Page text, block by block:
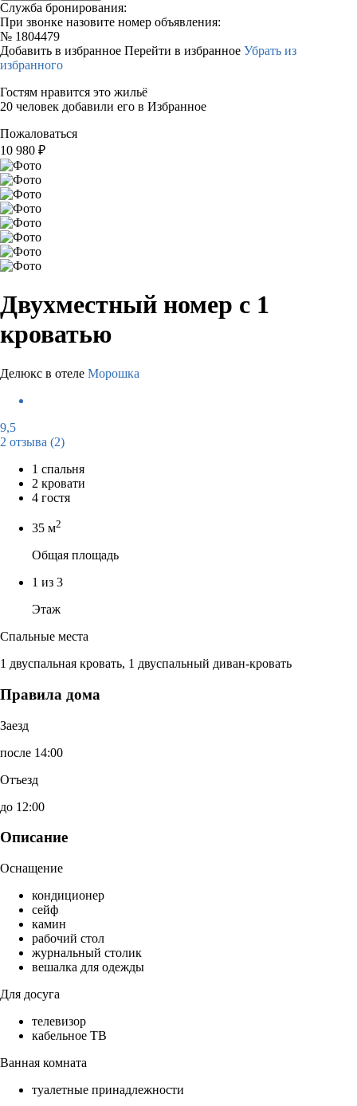
Служба бронирования:
При звонке назовите номер объявления:
№ 1804479
Добавить в избранное Перейти в избранное Убрать из
избранного
Гостям нравится это жильё
20 человек добавили его в Избранное
Пожаловаться
10 980 ₽
Двухместный номер с 1
кроватью
Делюкс в отеле Морошка
9,5
2 отзыва (2)
1 спальня
2 кровати
4 гостя
35 м2
Общая площадь
1 из 3
Этаж
Спальные места
1 двуспальная кровать, 1 двуспальный диван-кровать
Правила дома
Заезд
после 14:00
Отъезд
до 12:00
Описание
Оснащение
кондиционер
сейф
камин
рабочий стол
журнальный столик
вешалка для одежды
Для досуга
телевизор
кабельное ТВ
Ванная комната
туалетные принадлежности